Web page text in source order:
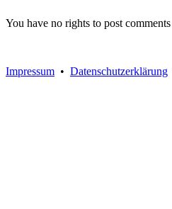
You have no rights to post comments
Impressum • Datenschutzerklärung